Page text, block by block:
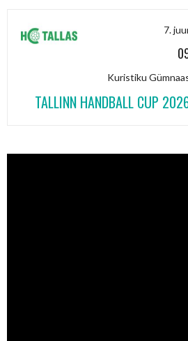
7.
Kuristiku
TALLINN HANDBALL CUP